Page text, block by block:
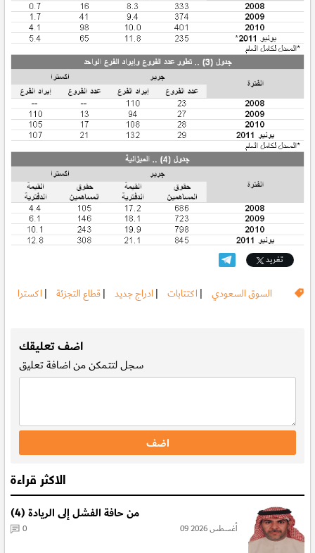
تغريد
السوق السعودي | اكتتابات | ادراج جديد |قطاع التجزئة | اكسترا
اضف تعليقك
سجللتتمكن من اضافة تعليق
الاكثر قراءة
من حافة الفشل إلى الريادة (4)
09 أغسطس 2026 0